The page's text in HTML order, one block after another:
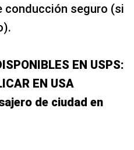
conducción seguro (si
EN USPS:
EN USA
de ciudad en